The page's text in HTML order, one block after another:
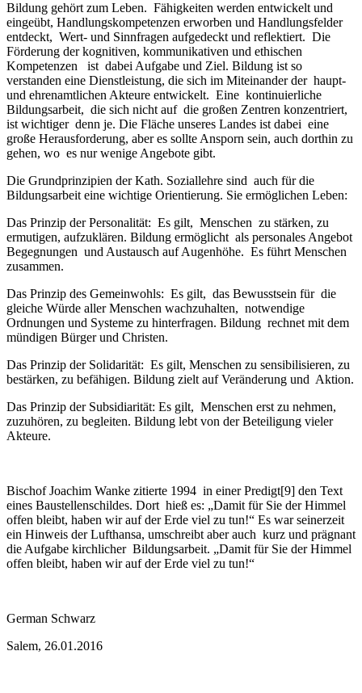
Bildung gehört zum Leben. Fähigkeiten werden entwickelt und
eingeübt, Handlungskompetenzen erworben und Handlungsfelder
entdeckt, Wert- und Sinnfragen aufgedeckt und reflektiert. Die
Förderung der kognitiven, kommunikativen und ethischen
Kompetenzen ist dabei Aufgabe und Ziel. Bildung ist so
verstanden eine Dienstleistung, die sich im Miteinander der haupt-
und ehrenamtlichen Akteure entwickelt. Eine kontinuierliche
Bildungsarbeit, die sich nicht auf die großen Zentren konzentriert,
ist wichtiger denn je. Die Fläche unseres Landes ist dabei eine
große Herausforderung, aber es sollte Ansporn sein, auch dorthin zu
gehen, wo es nur wenige Angebote gibt.
Die Grundprinzipien der Kath. Soziallehre sind auch für die
Bildungsarbeit eine wichtige Orientierung. Sie ermöglichen Leben:
Das Prinzip der Personalität: Es gilt, Menschen zu stärken, zu
ermutigen, aufzuklären. Bildung ermöglicht als personales Angebot
Begegnungen und Austausch auf Augenhöhe. Es führt Menschen
zusammen.
Das Prinzip des Gemeinwohls: Es gilt, das Bewusstsein für die
gleiche Würde aller Menschen wachzuhalten, notwendige
Ordnungen und Systeme zu hinterfragen. Bildung rechnet mit dem
mündigen Bürger und Christen.
Das Prinzip der Solidarität: Es gilt, Menschen zu sensibilisieren, zu
bestärken, zu befähigen. Bildung zielt auf Veränderung und Aktion.
Das Prinzip der Subsidiarität: Es gilt, Menschen erst zu nehmen,
zuzuhören, zu begleiten. Bildung lebt von der Beteiligung vieler
Akteure.
Bischof Joachim Wanke zitierte 1994 in einer Predigt[9] den Text
eines Baustellenschildes. Dort hieß es: „Damit für Sie der Himmel
offen bleibt, haben wir auf der Erde viel zu tun!“ Es war seinerzeit
ein Hinweis der Lufthansa, umschreibt aber auch kurz und prägnant
die Aufgabe kirchlicher Bildungsarbeit. „Damit für Sie der Himmel
offen bleibt, haben wir auf der Erde viel zu tun!“
German Schwarz
Salem, 26.01.2016